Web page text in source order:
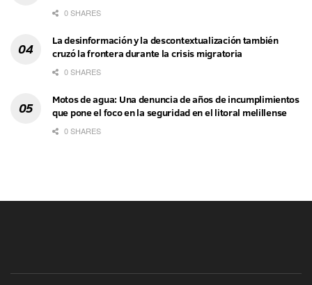
0 SHARES
La desinformación y la descontextualización también
cruzó la frontera durante la crisis migratoria
0 SHARES
Motos de agua: Una denuncia de años de incumplimientos
que pone el foco en la seguridad en el litoral melillense
0 SHARES